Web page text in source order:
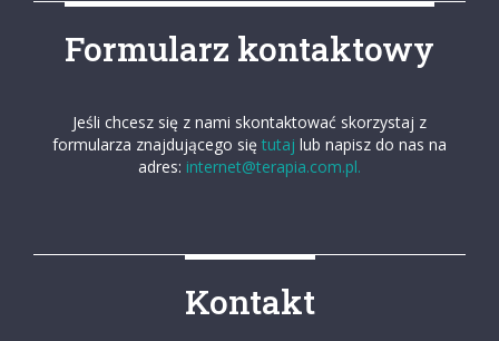
Formularz kontaktowy
Jeśli chcesz się z nami skontaktować skorzystaj z
formularza znajdującego się tutaj lub napisz do nas na
adres: internet@terapia.com.pl.
Kontakt